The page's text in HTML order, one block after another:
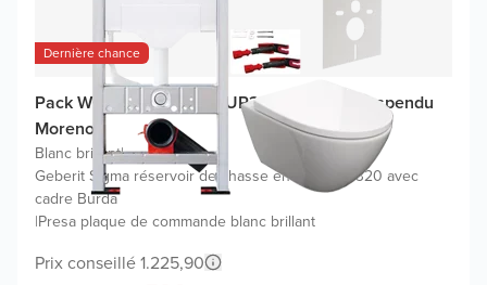
Dernière chance
Pack WC promo Geberit UP320 avec WC suspendu
Moreno
Blanc brillant|
Geberit Sigma réservoir de chasse encastré UP320 avec
cadre Burda
|Presa plaque de commande blanc brillant
Prix conseillé 1.225,90